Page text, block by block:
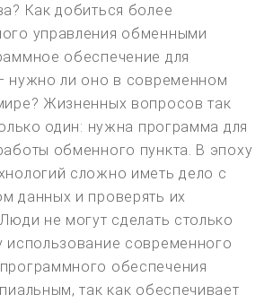
Как добиться более
управления обменными
обеспечение для
нужно ли оно в современном
Жизненных вопросов так
один: нужна программа для
обменного пункта. В эпоху
сложно иметь дело с
данных и проверять их
не могут сделать столько
использование современного
обеспечения
так как обеспечивает